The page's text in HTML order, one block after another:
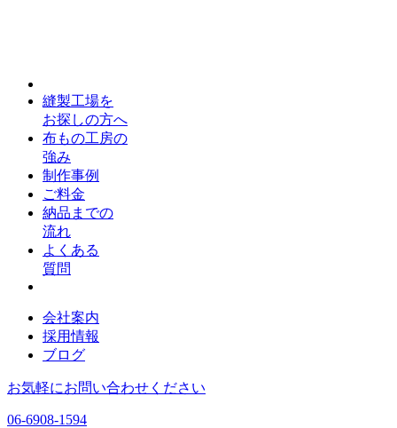
縫製工場を
お探しの方へ
布もの工房の
強み
制作事例
ご料金
納品までの
流れ
よくある
質問
会社案内
採用情報
ブログ
お気軽にお問い合わせください
06-6908-1594